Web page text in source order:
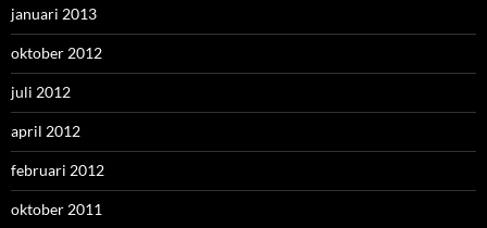
januari 2013
oktober 2012
juli 2012
april 2012
februari 2012
oktober 2011